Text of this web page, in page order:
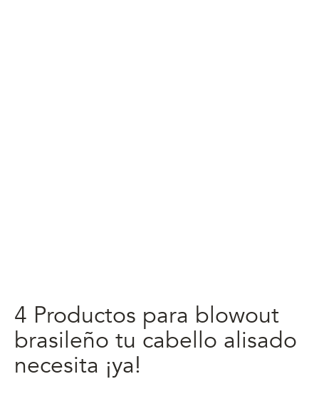
4 Productos para blowout
brasileño tu cabello alisado
necesita ¡ya!